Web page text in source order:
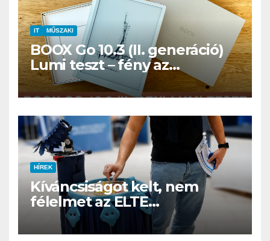
IT MŰSZAKI
BOOX Go 10.3 (II. generáció)
Lumi teszt – fény az
éjszakában, fél könyvtár a
családi csomagban
HÍREK
Kíváncsiságot kelt, nem
félelmet az ELTE
etológusainak felszolgáló
robotja